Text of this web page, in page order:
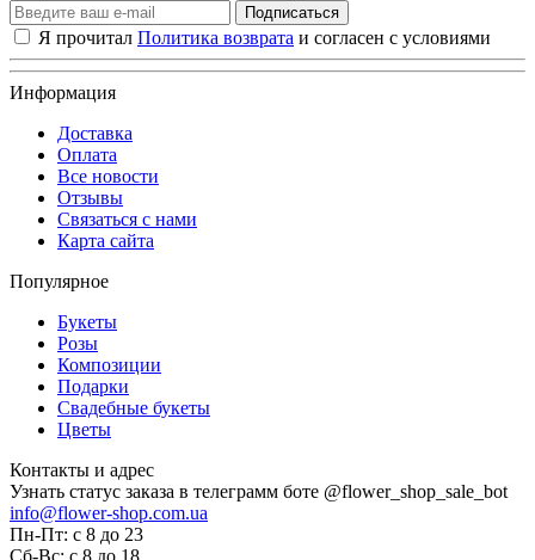
Подписаться
Я прочитал Политика возврата и согласен с условиями
Информация
Доставка
Оплата
Все новости
Отзывы
Связаться с нами
Карта сайта
Популярное
Букеты
Розы
Композиции
Подарки
Свадебные букеты
Цветы
Контакты и адрес
Узнать статус заказа в телеграмм боте @flower_shop_sale_bot
info@flower-shop.com.ua
Пн-Пт: с 8 до 23
Сб-Вс: с 8 до 18